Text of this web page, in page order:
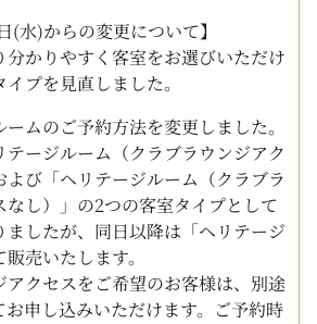
(水)からの変更について】
かりやすく客室をお選びいただけ
プを見直しました。
ムのご予約方法を変更しました。
テージルーム（クラブラウンジアク
よび「ヘリテージルーム（クラブラ
なし）」の2つの客室タイプとして
ましたが、同日以降は「ヘリテージ
売いたします。
アクセスをご希望のお客様は、別途
お申し込みいただけます。ご予約時